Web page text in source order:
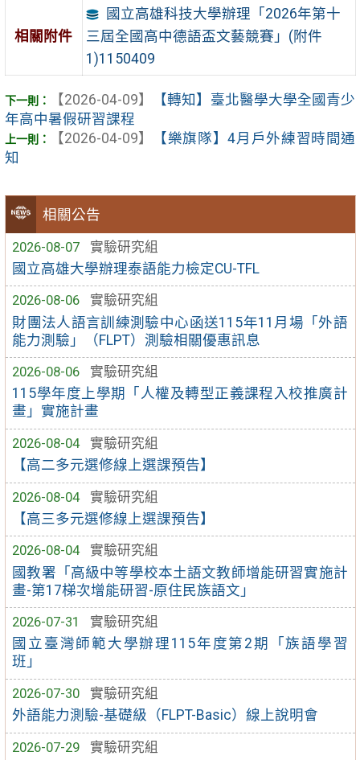
相關公告
2026-08-07
實驗研究組
國立高雄大學辦理泰語能力檢定CU-TFL
2026-08-06
實驗研究組
財團法人語言訓練測驗中心函送115年11月場「外語
能力測驗」（FLPT）測驗相關優惠訊息
2026-08-06
實驗研究組
115學年度上學期「人權及轉型正義課程入校推廣計
畫」實施計畫
2026-08-04
實驗研究組
【高二多元選修線上選課預告】
2026-08-04
實驗研究組
【高三多元選修線上選課預告】
2026-08-04
實驗研究組
國教署「高級中等學校本土語文教師增能研習實施計
畫-第17梯次增能研習-原住民族語文」
2026-07-31
實驗研究組
國立臺灣師範大學辦理115年度第2期「族語學習
班」
2026-07-30
實驗研究組
外語能力測驗-基礎級（FLPT-Basic）線上說明會
2026-07-29
實驗研究組
相關附件
國立高雄科技大學辦理「2026年第十
三屆全國高中德語盃文藝競賽」(附件
1)1150409
【2026-04-09】
【轉知】臺北醫學大學全國青少
年高中暑假研習課程
【2026-04-09】
【樂旗隊】4月戶外練習時間通
知